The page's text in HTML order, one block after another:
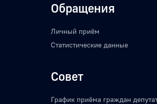
Обращения
Личный приём
Статистические данные
Совет
График приёма граждан